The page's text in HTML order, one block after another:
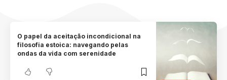
O papel da aceitação incondicional na
filosofia estoica: navegando pelas
ondas da vida com serenidade